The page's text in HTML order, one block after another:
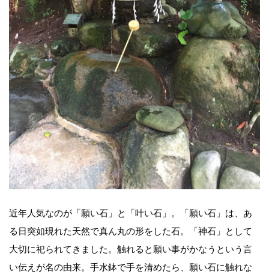
近年人気なのが「願い石」と「叶い石」。「願い石」は、あ
る日突如現れた天然で真ん丸の形をした石。「神石」として
大切に祀られてきました。触れると願い事がかなうという言
い伝えが名の由来。手水鉢で手を清めたら、願い石に触れな